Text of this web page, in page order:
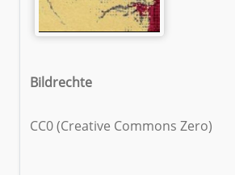
Bildrechte
CC0 (Creative Commons Zero)